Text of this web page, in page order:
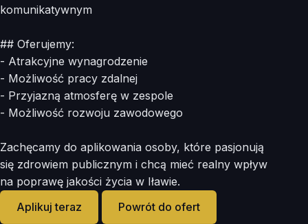
komunikatywnym
## Oferujemy:
- Atrakcyjne wynagrodzenie
- Możliwość pracy zdalnej
- Przyjazną atmosferę w zespole
- Możliwość rozwoju zawodowego
Zachęcamy do aplikowania osoby, które pasjonują
się zdrowiem publicznym i chcą mieć realny wpływ
na poprawę jakości życia w Iławie.
Aplikuj teraz
Powrót do ofert